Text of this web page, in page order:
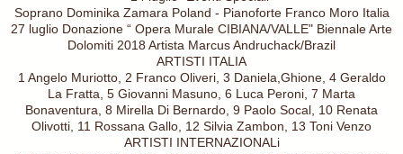
Soprano Dominika Zamara Poland - Pianoforte Franco Moro Italia
27 luglio Donazione “ Opera Murale CIBIANA/VALLE" Biennale Arte
Dolomiti 2018 Artista Marcus Andruchack/Brazil
ARTISTI ITALIA
1 Angelo Muriotto, 2 Franco Oliveri, 3 Daniela,Ghione, 4 Geraldo
La Fratta, 5 Giovanni Masuno, 6 Luca Peroni, 7 Marta
Bonaventura, 8 Mirella Di Bernardo, 9 Paolo Socal, 10 Renata
Olivotti, 11 Rossana Gallo, 12 Silvia Zambon, 13 Toni Venzo
ARTISTI INTERNAZIONALi